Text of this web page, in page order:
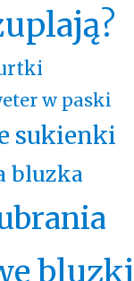
w paski
sukienki
bluzka
bluzki